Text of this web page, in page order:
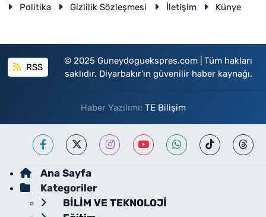
Politika
Gizlilik Sözleşmesi İletişim Künye
RSS
© 2025 Guneydoguekspres.com | Tüm hakları
saklıdır. Diyarbakır'ın güvenilir haber kaynağı.
Haber Yazılımı: TE Bilişim
Ana Sayfa
Kategoriler
BİLİM VE TEKNOLOJİ